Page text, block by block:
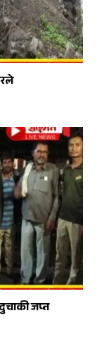
जप्त